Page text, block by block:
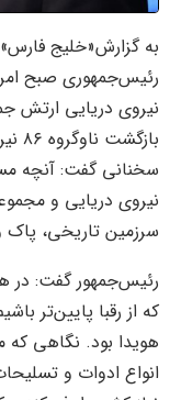
به گزارش«خلیج
رئیس‌جمهوری صبح
نیروی دریایی ارتش
سخنانی گفت: آنچه
نیروی دریایی و
سرزمین تاریخی، پاک
رئیس‌جمهور گفت: در
که از رقبا پایین‌تر
هویدا بود. نگاهی
انواع ادوات و